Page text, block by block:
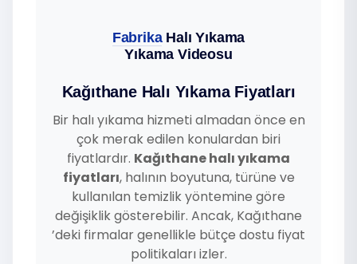
FabrikaHalı Yıkama
Yıkama Videosu
Kağıthane Halı Yıkama Fiyatları
Bir halı yıkama hizmeti almadan önce en
çok merak edilen konulardan biri
fiyatlardır. Kağıthane halı yıkama
fiyatları, halının boyutuna, türüne ve
kullanılan temizlik yöntemine göre
değişiklik gösterebilir. Ancak, Kağıthane
’deki firmalar genellikle bütçe dostu fiyat
politikaları izler.